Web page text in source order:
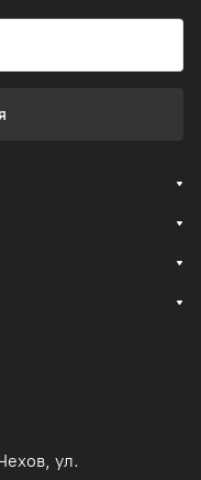
ул.